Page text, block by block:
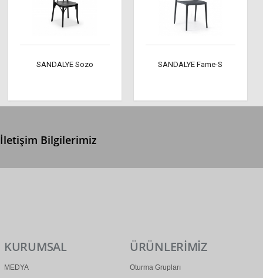
SANDALYE Sozo SANDALYE Fame-S
İletişim Bilgilerimiz
KURUMSAL
MEDYA
ÜRÜNLERİMİZ
Oturma Grupları